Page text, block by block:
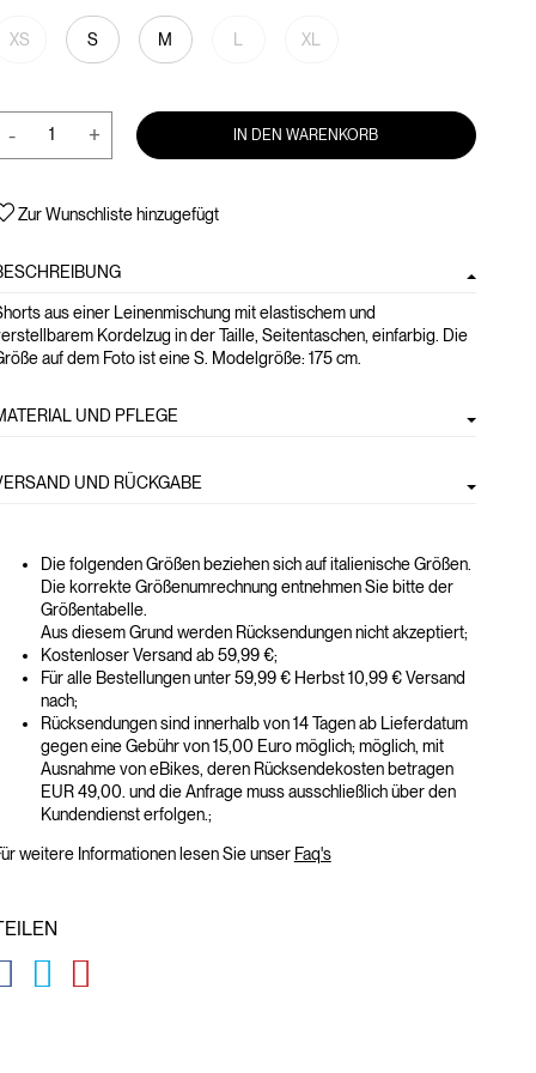
XS S M XL
- + IN DEN WARENKORB
Zur Wunschliste hinzugefügt
aus einer Leinenmischung mit elastischem und
Kordelzug in der Taille, Seitentaschen, einfarbig. Die
auf dem Foto ist eine S. Modelgröße: 175 cm.
UND PFLEGE
UND RÜCKGABE
Die folgenden Größen beziehen sich auf italienische Größen.
Die korrekte Größenumrechnung entnehmen Sie bitte der
Größentabelle.
Aus diesem Grund werden Rücksendungen nicht akzeptiert;
Kostenloser Versand ab 59,99 €;
Für alle Bestellungen unter 59,99 € Herbst 10,99 € Versand
nach;
Rücksendungen sind innerhalb von 14 Tagen ab Lieferdatum
gegen eine Gebühr von 15,00 Euro möglich; möglich, mit
Ausnahme von eBikes, deren Rücksendekosten betragen
EUR 49,00. und die Anfrage muss ausschließlich über den
Kundendienst erfolgen.;
weitere Informationen lesen Sie unser Faq's